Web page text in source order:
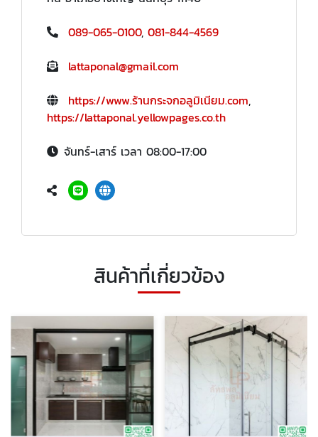
089-065-0100, 081-844-4569
lattaponal@gmail.com
https://www.ร้านกระจกอลูมิเนียม.com,
https://lattaponal.yellowpages.co.th
จันทร์-เสาร์ เวลา 08:00-17:00
สินค้าที่เกี่ยวข้อง